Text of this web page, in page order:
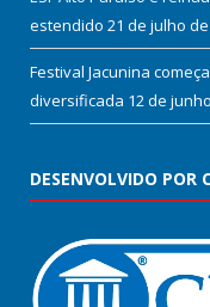
estendido 21 de julho
Festival Jacunina
diversificada 12 de
DESENVOLVIDO POR